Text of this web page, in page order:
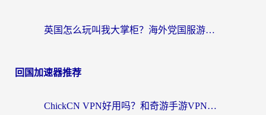
英国怎么玩叫我大掌柜？海外党国服游戏加速避坑指南（附实测推荐）
回国加速器推荐
ChickCN VPN好用吗？和奇游手游VPN对比哪个回国效果更好？海外党亲测实用指南